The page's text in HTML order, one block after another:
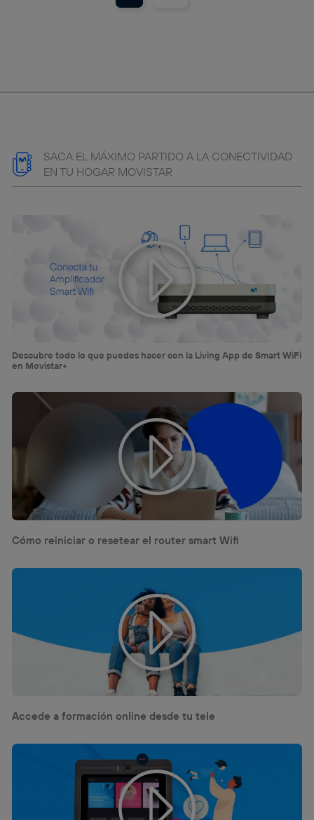
SACA EL MÁXIMO PARTIDO A LA CONECTIVIDAD
EN TU HOGAR MOVISTAR
Descubre todo lo que puedes hacer con la Living App de Smart WiFi
en Movistar+
Cómo reiniciar o resetear el router smart Wifi
Accede a formación online desde tu tele